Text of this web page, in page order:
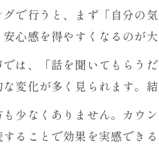
関係修復を目指す相
で行うと、まず「自分の
心感を得やすくなるのが大
は、「話を聞いてもらう
変化が多く見られます。
少なくありません。カウ
ることで効果を実感できる